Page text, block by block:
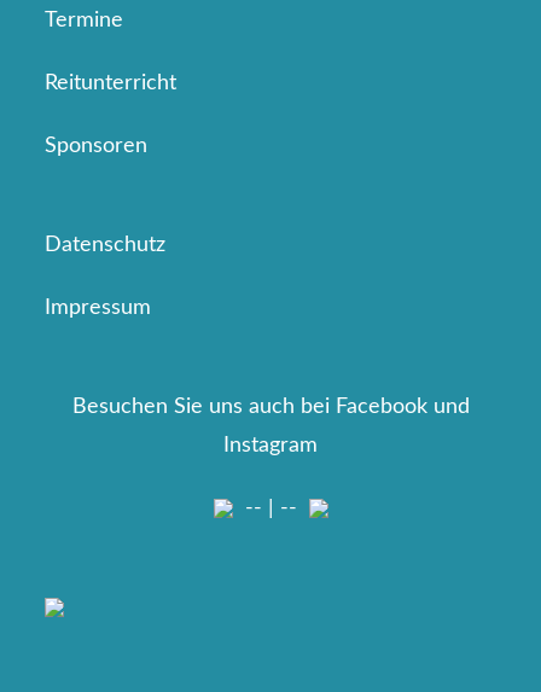
Termine
Reitunterricht
Sponsoren
Datenschutz
Impressum
Besuchen Sie uns auch bei Facebook und
Instagram
-- | --